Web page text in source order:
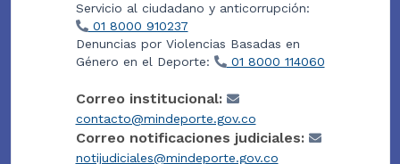
Servicio al ciudadano y anticorrupción:
01 8000 910237
Denuncias por Violencias Basadas en
Género en el Deporte:
01 8000 114060
Correo institucional:
contacto@mindeporte.gov.co
Correo notificaciones judiciales:
notijudiciales@mindeporte.gov.co